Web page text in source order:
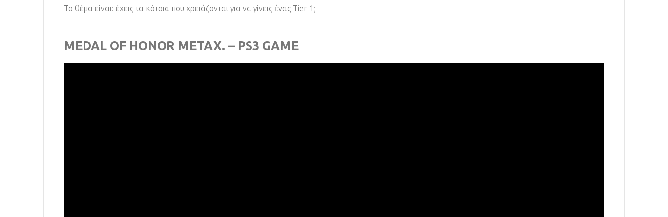
Το θέμα είναι: έχεις τα κότσια που χρειάζονται για να γίνεις ένας Tier 1;
MEDAL OF HONOR ΜΕΤΑΧ. – PS3 GAME